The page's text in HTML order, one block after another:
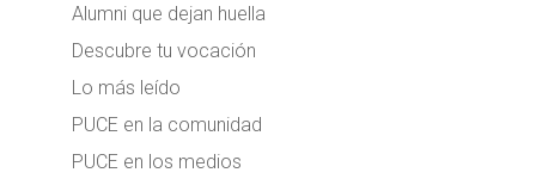
Alumni que dejan huella
Descubre tu vocación
Lo más leído
PUCE en la comunidad
PUCE en los medios